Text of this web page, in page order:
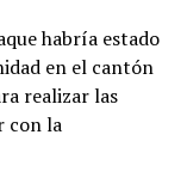
habría estado
en el cantón
realizar las
con la